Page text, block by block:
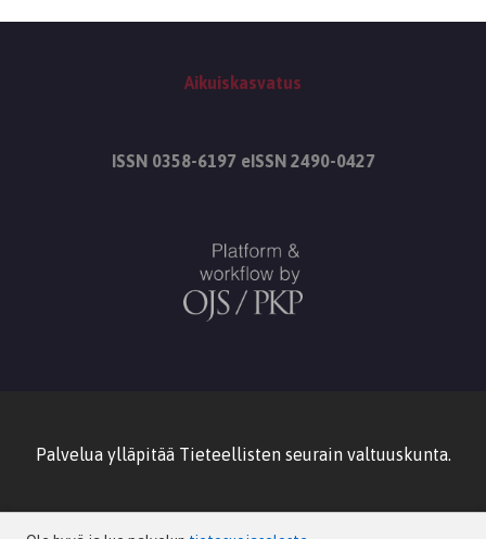
Aikuiskasvatus
ISSN 0358-6197 eISSN 2490-0427
Palvelua ylläpitää Tieteellisten seurain valtuuskunta